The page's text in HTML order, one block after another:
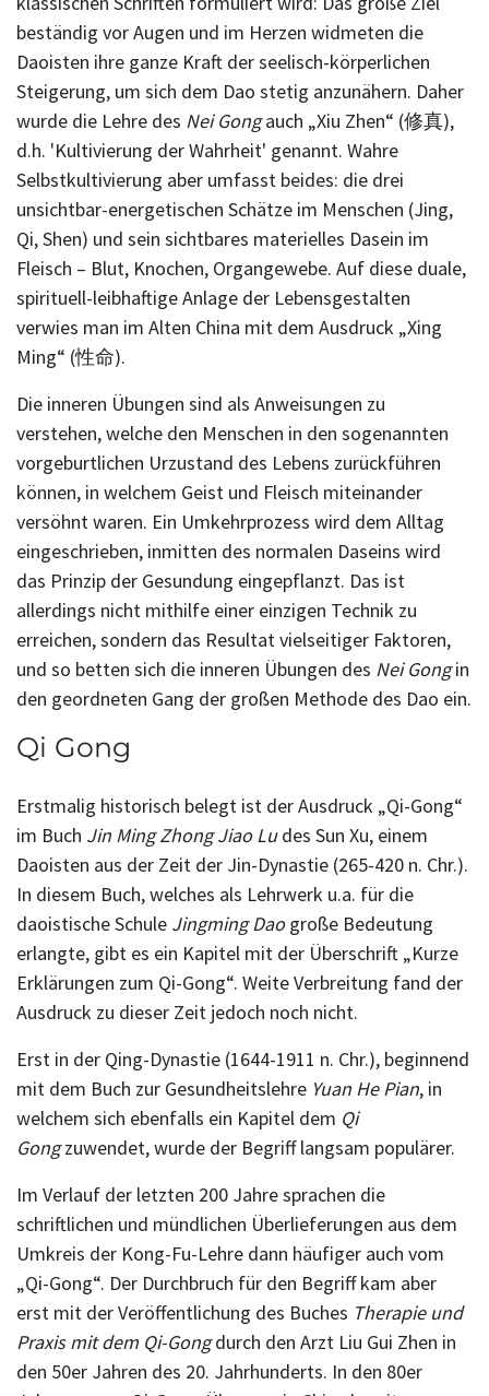
beständig vor Augen und im Herzen widmeten die
Daoisten ihre ganze Kraft der seelisch-körperlichen
Steigerung, um sich dem Dao stetig anzunähern. Daher
wurde die Lehre des Nei Gongauch „Xiu Zhen“ (修真),
d.h. 'Kultivierung der Wahrheit' genannt. Wahre
Selbstkultivierung aber umfasst beides: die drei
unsichtbar-energetischen Schätze im Menschen (Jing,
Qi, Shen) und sein sichtbares materielles Dasein im
Fleisch – Blut, Knochen, Organgewebe. Auf diese duale,
spirituell-leibhaftige Anlage der Lebensgestalten
verwies man im Alten China mit dem Ausdruck „Xing
Ming“ (性命).
Die inneren Übungen sind als Anweisungen zu
verstehen, welche den Menschen in den sogenannten
vorgeburtlichen Urzustand des Lebens zurückführen
können, in welchem Geist und Fleisch miteinander
versöhnt waren. Ein Umkehrprozess wird dem Alltag
eingeschrieben, inmitten des normalen Daseins wird
das Prinzip der Gesundung eingepflanzt. Das ist
allerdings nicht mithilfe einer einzigen Technik zu
erreichen, sondern das Resultat vielseitiger Faktoren,
und so betten sich die inneren Übungen des Nei Gongin
den geordneten Gang der großen Methode des Dao ein.
Qi Gong
Erstmalig historisch belegt ist der Ausdruck „Qi-Gong“
im Buch Jin Ming Zhong Jiao Ludes Sun Xu, einem
Daoisten aus der Zeit der Jin-Dynastie (265-420 n. Chr.).
In diesem Buch, welches als Lehrwerk u.a. für die
daoistische Schule Jingming Daogroße Bedeutung
erlangte, gibt es ein Kapitel mit der Überschrift „Kurze
Erklärungen zum Qi-Gong“. Weite Verbreitung fand der
Ausdruck zu dieser Zeit jedoch noch nicht.
Erst in der Qing-Dynastie (1644-1911 n. Chr.), beginnend
mit dem Buch zur Gesundheitslehre Yuan He Pian, in
welchem sich ebenfalls ein Kapitel dem Qi
Gongzuwendet, wurde der Begriff langsam populärer.
Im Verlauf der letzten 200 Jahre sprachen die
schriftlichen und mündlichen Überlieferungen aus dem
Umkreis der Kong-Fu-Lehre dann häufiger auch vom
„Qi-Gong“. Der Durchbruch für den Begriff kam aber
erst mit der Veröffentlichung des Buches Therapie und
Praxis mit dem Qi-Gongdurch den Arzt Liu Gui Zhen in
den 50er Jahren des 20. Jahrhunderts. In den 80er